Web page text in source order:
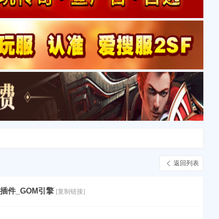
返回列表
件_GOM引擎 [复制链接]